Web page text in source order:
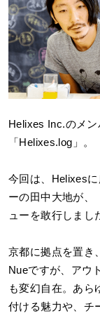
Helixes Inc.のメン
「Helixes.log」。
今回は、Helixes
ーの田中大地が、
ューを敢行しまし
京都に拠点を置き
Nueですが、アウ
も変幻自在。あら
付ける魅力や、チ